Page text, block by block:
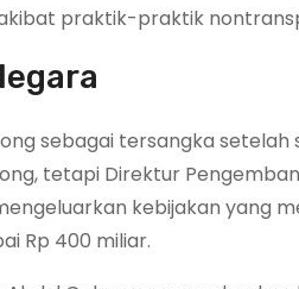
praktik-praktik
sebagai tersangka setelah
tetapi Direktur
kebijakan yang
Rp 400 miliar.